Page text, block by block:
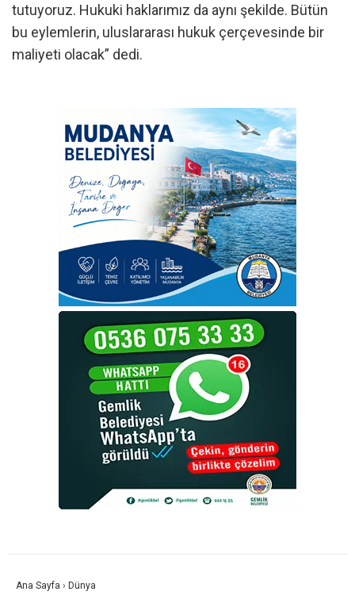
tutuyoruz. Hukuki haklarımız da aynı şekilde. Bütün
bu eylemlerin, uluslararası hukuk çerçevesinde bir
maliyeti olacak” dedi.
Ana Sayfa › Dünya